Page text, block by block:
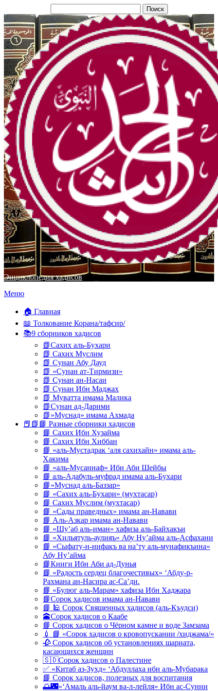
Энциклопедия хадисов
Перейти
содержимому
Меню
🏠 Главная
📖 Толкование Корана/тафсир/
📚9 сборников хадисов
📗Сахих аль-Бухари
📗 Сахих Муслим
📗 Сунан Абу Дауд
📗 «Сунан ат-Тирмизи»
📗 Сунан ан-Насаи
📗 Сунан Ибн Маджах
📗 Муватта имама Малика
📗Сунан ад-Дарими
📗»Муснад» имама Ахмада
📕📗📘 Разные сборники хадисов
📘 Сахих Ибн Хузайма
📘 Сахих Ибн Хиббан
📘 «аль-Мустадрак ‘аля сахихайн» имама аль-
Хакима
📘 «аль-Мусаннаф» Ибн Аби Шейбы
📘 аль-Адабуль-муфрад имама аль-Бухари
📘»Муснад аль-Баззар»
📘 «Сахих аль-Бухари» (мухтасар)
📘 Сахих Муслим (мухтасар)
📘 «Сады праведных» имама ан-Навави
📘 Аль-Азкар имама ан-Навави
📘 «Шу’аб аль-иман» хафиза аль-Байхакъи
📘 «Хильятуль-аулияъ» Абу Ну’айма аль-Асфахани
📘 «Сыфату-н-нифакъ ва на’ту аль-мунафикъина»
Абу Ну’айма
📘Книги Ибн Аби ад-Дунья
📘 «Радость сердец благочестивых» ‘Абду-р-
Рахмана ан-Насира ас-Са’ди.
📘 «Булюг аль-Марам» хафиза Ибн Хаджара
📘Сорок хадисов имама ан-Навави
📘 🕌 Сорок Священных хадисов (аль-Къудси)
🕋Сорок хадисов о Каабе
📘 Сорок хадисов о Чёрном камне и воде Замзама
💉 📘 «Сорок хадисов о кровопускании /хиджама/»
🥀 Сорок хадисов об установлениях шариата,
касающихся женщин
🇸🇩Сорок хадисов о Палестине
✅ «Китаб аз-Зухд» ‘Абдуллаха ибн аль-Мубарака
📘 Сорок хадисов, полезных для воспитания
🌅🌃«‘Амаль аль-йаум ва-л-лейля» Ибн ас-Сунни